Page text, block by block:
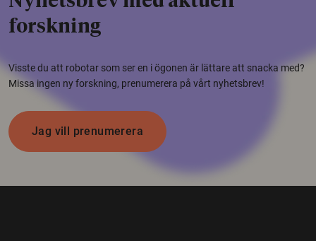
forskning
Visste du att robotar som ser en i ögonen är lättare att snacka med?
Missa ingen ny forskning, prenumerera på vårt nyhetsbrev!
Jag vill prenumerera